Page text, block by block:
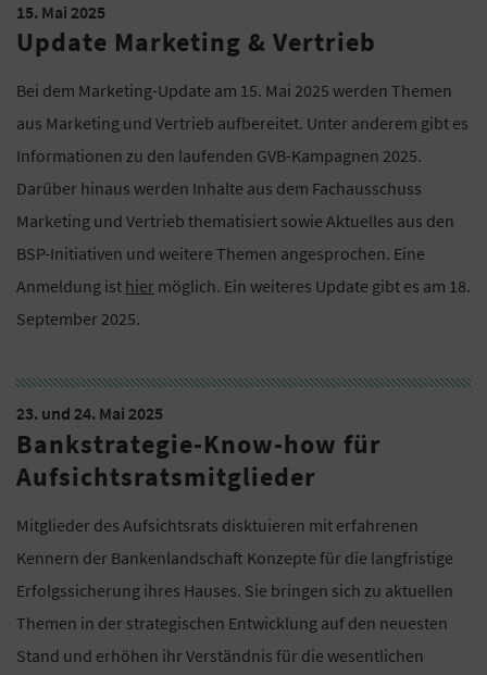
15. Mai 2025
Update Marketing & Vertrieb
Bei dem Marketing-Update am 15. Mai 2025 werden Themen
aus Marketing und Vertrieb aufbereitet. Unter anderem gibt es
Informationen zu den laufenden GVB-Kampagnen 2025.
Darüber hinaus werden Inhalte aus dem Fachausschuss
Marketing und Vertrieb thematisiert sowie Aktuelles aus den
BSP-Initiativen und weitere Themen angesprochen. Eine
Anmeldung ist hier möglich. Ein weiteres Update gibt es am 18.
September 2025.
23. und 24. Mai 2025
Bankstrategie-Know-how für
Aufsichtsratsmitglieder
Mitglieder des Aufsichtsrats disktuieren mit erfahrenen
Kennern der Bankenlandschaft Konzepte für die langfristige
Erfolgssicherung ihres Hauses. Sie bringen sich zu aktuellen
Themen in der strategischen Entwicklung auf den neuesten
Stand und erhöhen ihr Verständnis für die wesentlichen